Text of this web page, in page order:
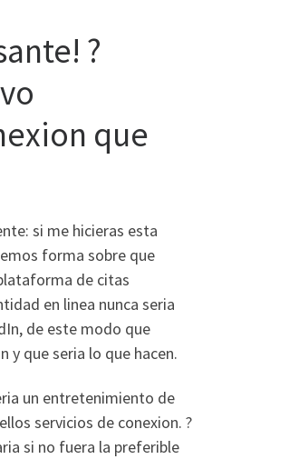
?
que
si me hicieras esta
forma sobre que
de citas
en linea nunca seri­a
de este modo que
y que seri­a lo que hacen.
un entretenimiento de
servicios de conexion. ?
si no fuera la preferible